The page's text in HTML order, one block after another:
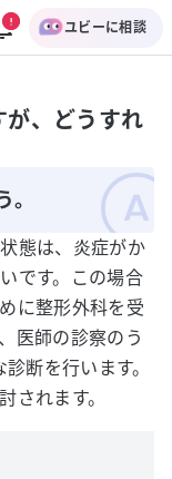
ユビーに相談
が、どうすれ
態は、炎症がか
です。この場合
に整形外科を受
医師の診察のう
断を行います。
されます。